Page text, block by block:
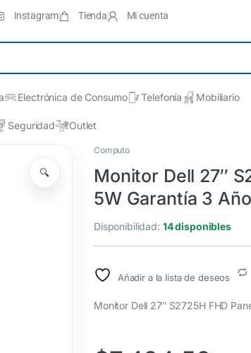
Instagram Tienda Mi cuenta
Electrónica de Consumo Telefonía Mobiliario
Seguridad Outlet
🔍
Computo
Monitor Dell 27″
5W Garantía 3
Disponibilidad: 14 disponibles
Añadir a la lista de deseos
Monitor Dell 27″ S2725H FHD